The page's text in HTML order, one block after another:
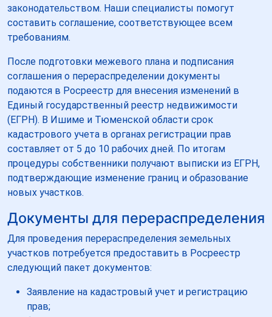
законодательством. Наши специалисты помогут
составить соглашение, соответствующее всем
требованиям.
После подготовки межевого плана и подписания
соглашения о перераспределении документы
подаются в Росреестр для внесения изменений в
Единый государственный реестр недвижимости
(ЕГРН). В Ишиме и Тюменской области срок
кадастрового учета в органах регистрации прав
составляет от 5 до 10 рабочих дней. По итогам
процедуры собственники получают выписки из ЕГРН,
подтверждающие изменение границ и образование
новых участков.
Документы для перераспределения
Для проведения перераспределения земельных
участков потребуется предоставить в Росреестр
следующий пакет документов:
Заявление на кадастровый учет и регистрацию
прав;